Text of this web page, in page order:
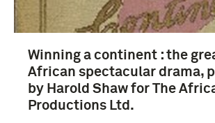
Winning a continent : the
African spectacular drama,
by Harold Shaw for The
Productions Ltd.